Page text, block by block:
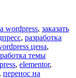
wordpress, заказать
, разработка
цена,
темы
, elementor,
, перенос на